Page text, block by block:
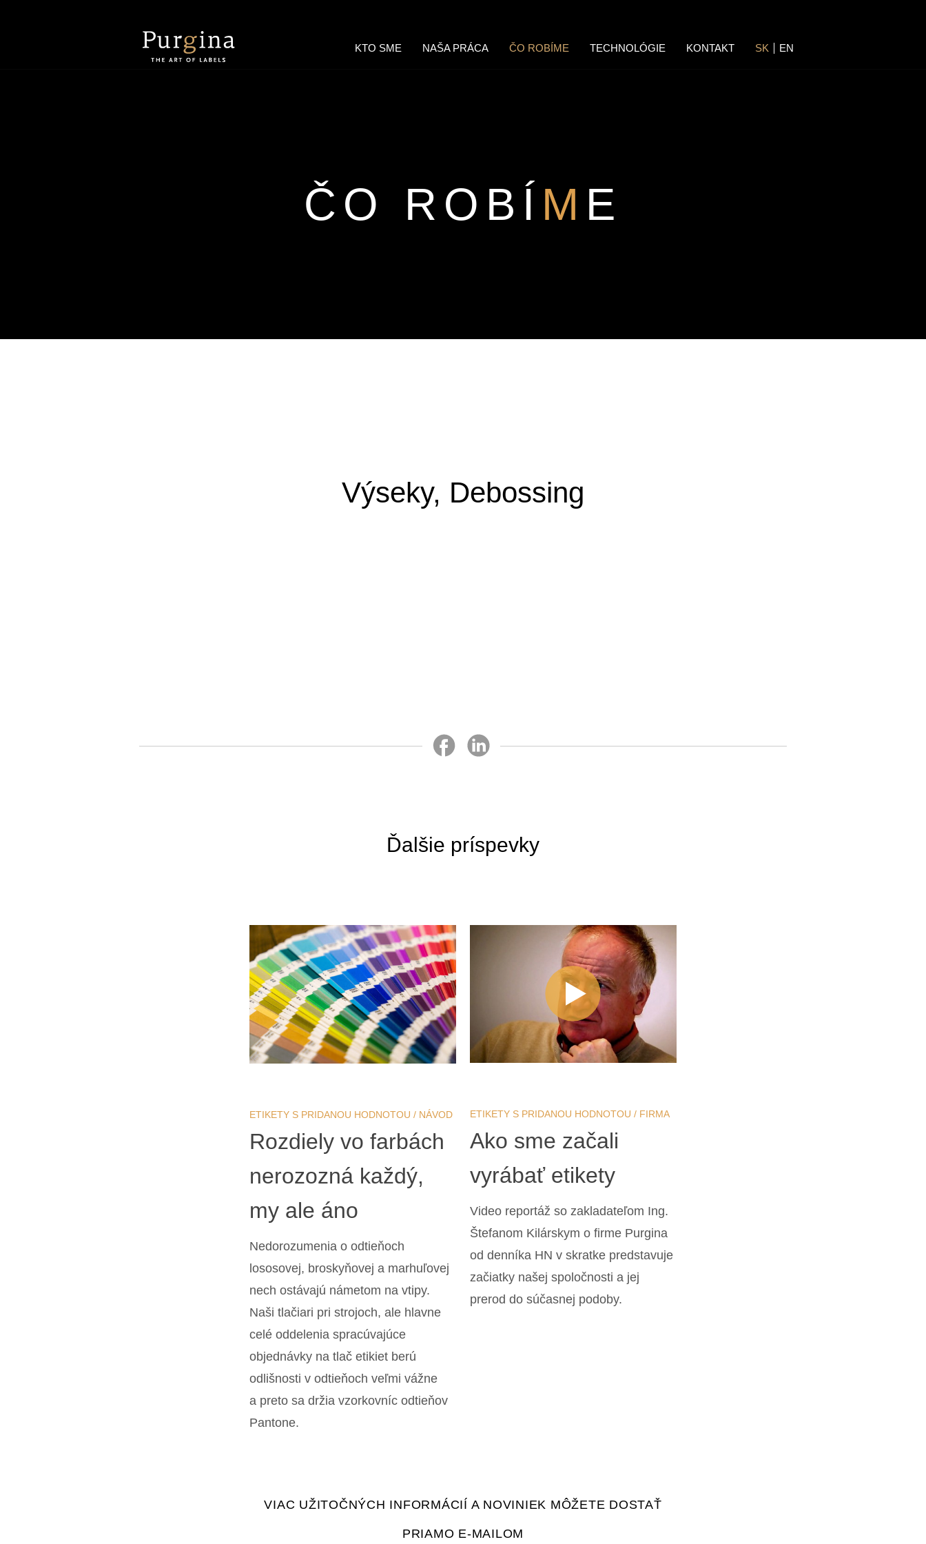
KTO SME NAŠA PRÁCA ČO ROBÍME TECHNOLÓGIE KONTAKT SK EN
ČO ROBÍ M E
Výseky, Debossing
Ďalšie príspevky
ETIKETY S PRIDANOU HODNOTOU / NÁVOD
Rozdiely vo farbách
nerozozná každý,
my ale áno
Nedorozumenia o odtieňoch
lososovej, broskyňovej a marhuľovej
nech ostávajú námetom na vtipy.
Naši tlačiari pri strojoch, ale hlavne
celé oddelenia spracúvajúce
objednávky na tlač etikiet berú
odlišnosti v odtieňoch veľmi vážne
a preto sa držia vzorkovníc odtieňov
Pantone.
ETIKETY S PRIDANOU HODNOTOU / FIRMA
Ako sme začali
vyrábať etikety
Video reportáž so zakladateľom Ing.
Štefanom Kilárskym o firme Purgina
od denníka HN v skratke predstavuje
začiatky našej spoločnosti a jej
prerod do súčasnej podoby.
VIAC UŽITOČNÝCH INFORMÁCIÍ A NOVINIEK MÔŽETE DOSTAŤ
PRIAMO E-MAILOM